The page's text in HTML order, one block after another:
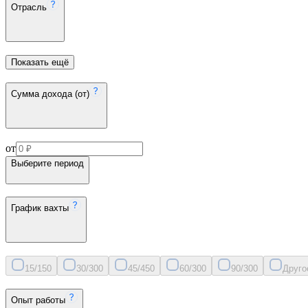
Отрасль
Показать ещё
Сумма дохода (от)
от
Выберите период
График вахты
15/150 30/300 45/450 60/300 90/300
Опыт работы